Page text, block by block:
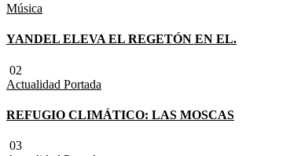
Música
YANDEL ELEVA EL REGETÓN EN EL.
02
Actualidad Portada
REFUGIO CLIMÁTICO: LAS MOSCAS
03